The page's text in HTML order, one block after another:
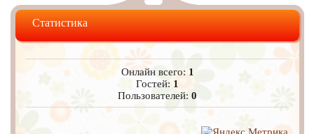
Статистика
Онлайн всего: 1
Гостей: 1
Пользователей:0